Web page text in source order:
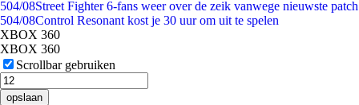
504/08Street Fighter 6-fans weer over de zeik vanwege nieuwste patch
504/08Control Resonant kost je 30 uur om uit te spelen
XBOX 360
XBOX 360
Scrollbar gebruiken
opslaan